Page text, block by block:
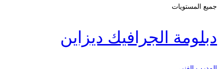
جميع المستويات
دبلومة الجرافيك ديزاين